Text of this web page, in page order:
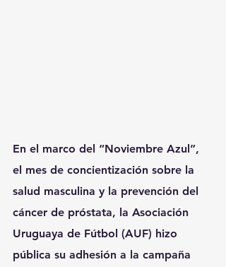
En el marco del “Noviembre Azul”,
el mes de concientización sobre la
salud masculina y la prevención del
cáncer de próstata, la Asociación
Uruguaya de Fútbol (AUF) hizo
pública su adhesión a la campaña